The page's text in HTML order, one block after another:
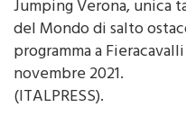
competizione Riccardo
Jumping Verona, unica
del Mondo di salto
programma a Fieracavalli
novembre 2021.